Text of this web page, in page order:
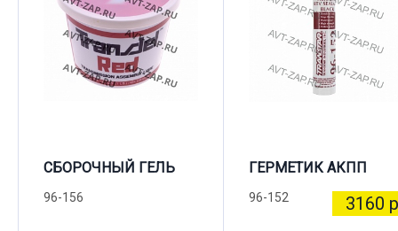
СБОРОЧНЫЙ ГЕЛЬ
96-156
ГЕРМЕТИК АКПП
96-152 3160